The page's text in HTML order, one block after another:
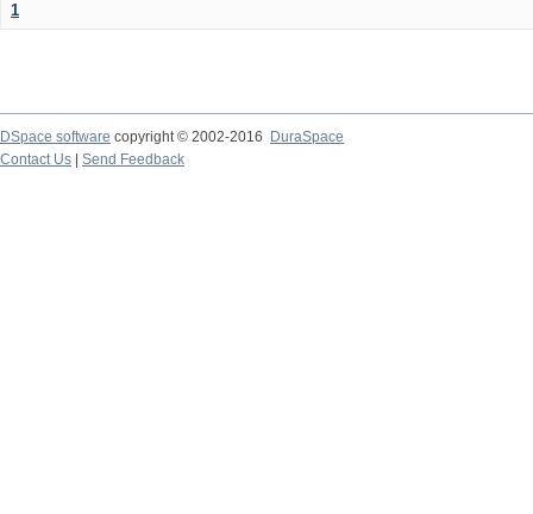
1
DSpace software copyright © 2002-2016
DuraSpace
Contact Us
Send Feedback